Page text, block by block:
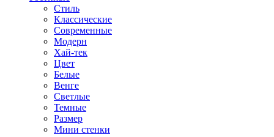
Стиль
Классические
Современные
Модерн
Хай-тек
Цвет
Белые
Венге
Светлые
Темные
Размер
Мини стенки